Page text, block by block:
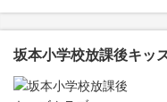
坂本小学校放課後キッ